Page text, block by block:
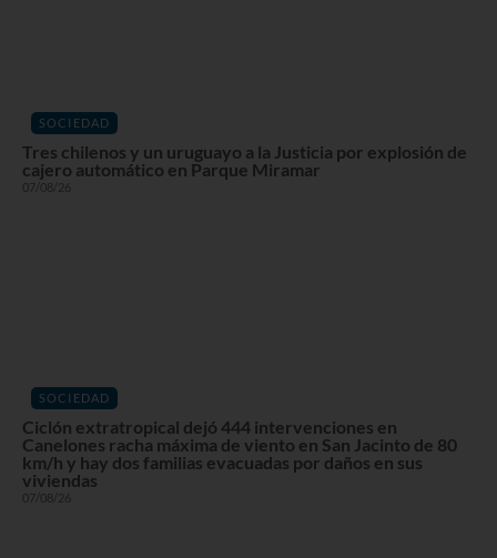
SOCIEDAD
Tres chilenos y un uruguayo a la Justicia por explosión de
cajero automático en Parque Miramar
07/08/26
SOCIEDAD
Ciclón extratropical dejó 444 intervenciones en
Canelones racha máxima de viento en San Jacinto de 80
km/h y hay dos familias evacuadas por daños en sus
viviendas
07/08/26